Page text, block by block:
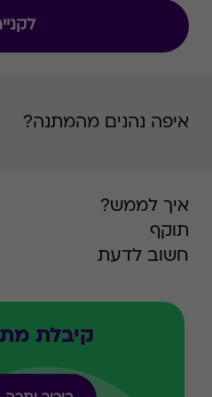
איפה נהנים מהמתנה?
איך לממש?
תוקף
חשוב לדעת
קיבלת